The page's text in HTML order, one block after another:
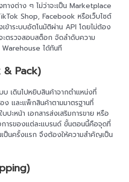
างต่าง ๆ ไม่ว่าจะเป็น Marketplace
Shop, Facebook หรือเว็บไซต์
ข้าระบบอัตโนมัติผ่าน API โดยไม่ต้อง
ตรวจสอบสต็อก จัดลำดับความ
ได้ทันที
Pack)
บ เดินไปหยิบสินค้าจากตำแหน่งที่
และแพ็กสินค้าตามมาตรฐานที่
ปะหน้า เอกสารส่งเสริมการขาย หรือ
ารของแต่ละแบรนด์ ขั้นตอนนี้คือจุดที่
ป็นครั้งแรก จึงต้องให้ความสำคัญเป็น